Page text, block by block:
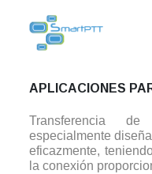
APLICACIONES
Transferencia
especialmente
eficazmente,
la conexión